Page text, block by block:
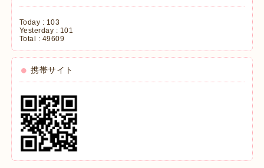
Today : 103
Yesterday : 101
Total : 49609
携帯サイト